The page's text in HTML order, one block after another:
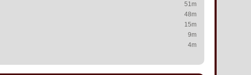
51m
48m
15m
9m
4m